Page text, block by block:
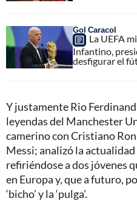
Gol Caracol
La UEFA
Infantino,
desfigurar el
Y justamente Rio
leyendas del Manchester
camerino con Cristiano
Messi; analizó la
refiriéndose a dos jóvenes
en Europa y, que a futuro,
‘bicho’ y la ‘pulga’.